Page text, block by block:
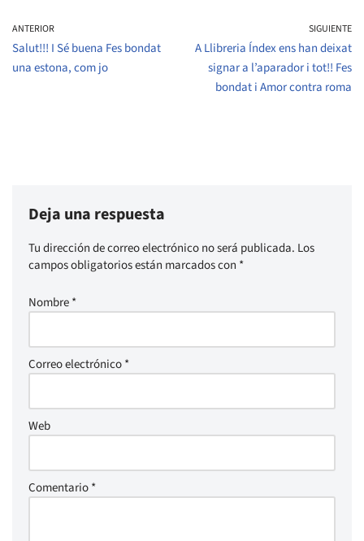
ANTERIOR
Salut!!! I Sé buena Fes bondat
una estona, com jo
SIGUIENTE
A Llibreria Índex ens han deixat
signar a l’aparador i tot!! Fes
bondat i Amor contra roma
Deja una respuesta
Tu dirección de correo electrónico no será publicada. Los
campos obligatorios están marcados con *
Nombre*
Correo electrónico*
Web
Comentario*